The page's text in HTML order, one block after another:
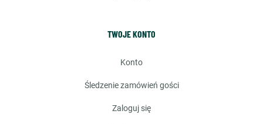
TWOJE KONTO
konto
śledzenie zamówień gości
zaloguj się